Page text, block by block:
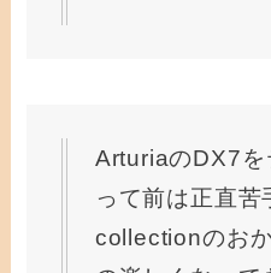
ArturiaのDX7を
って前は正直
collectionのお